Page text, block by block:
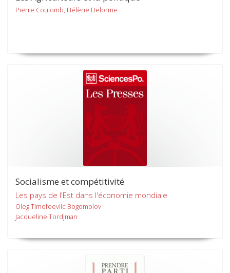
Pierre Coulomb, Hélène Delorme
Socialisme et compétitivité
Les pays de l'Est dans l'économie mondiale
Oleg TimofeeviÏc Bogomolov
Jacqueline Tordjman